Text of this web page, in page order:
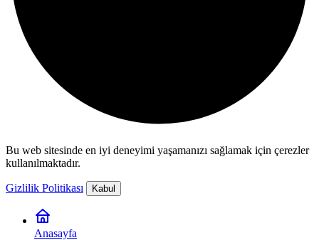
Bu web sitesinde en iyi deneyimi yaşamanızı sağlamak için çerezler
kullanılmaktadır.
Gizlilik Politikası Kabul
Anasayfa